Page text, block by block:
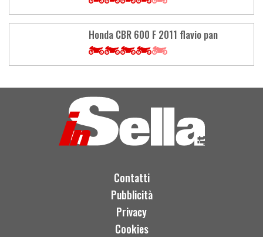
Honda CBR 600 F 2011 flavio pan
More
Contatti
Pubblicità
Privacy
Cookies